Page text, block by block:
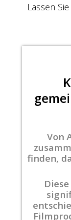
Lassen
Von
finden,